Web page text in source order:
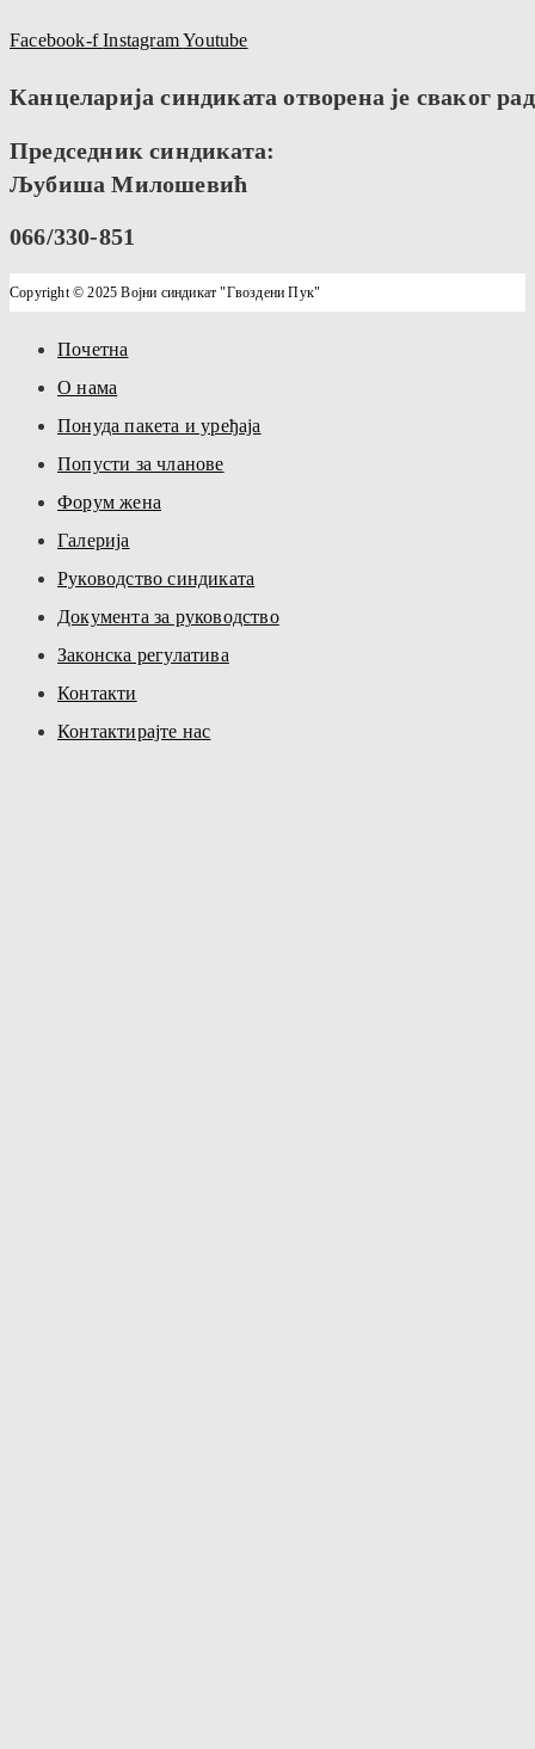
Facebook-f InstagramYoutube
Канцеларија синдиката отворена је сваког
Председник синдиката:
Љубиша Милошевић
066/330-851
Copyright © 2025 Војни синдикат "Гвоздени Пук"
Почетна
О нама
Понуда пакета и уређаја
Попусти за чланове
Форум жена
Галерија
Руководство синдиката
Документа за руководство
Законска регулатива
Контакти
Контактирајте нас